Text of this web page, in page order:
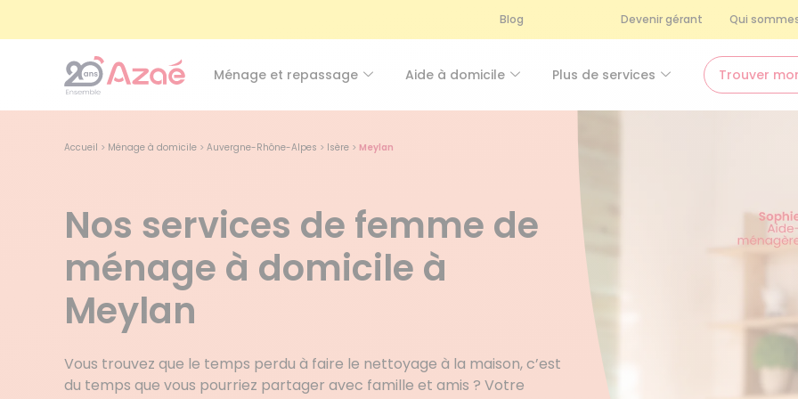
Blog Devenir gérant Qui
Ménage et repassage Aide à domicile Plus de services Trouver
Accueil > Ménage à domicile > Auvergne-Rhône-Alpes > Isère > Meylan
Nos services de femme de
ménage à domicile à
Meylan
Vous trouvez que le temps perdu à faire le nettoyage à la maison, c’est
du temps que vous pourriez partager avec famille et amis ? Votre